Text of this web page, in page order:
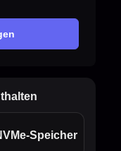
Speicher